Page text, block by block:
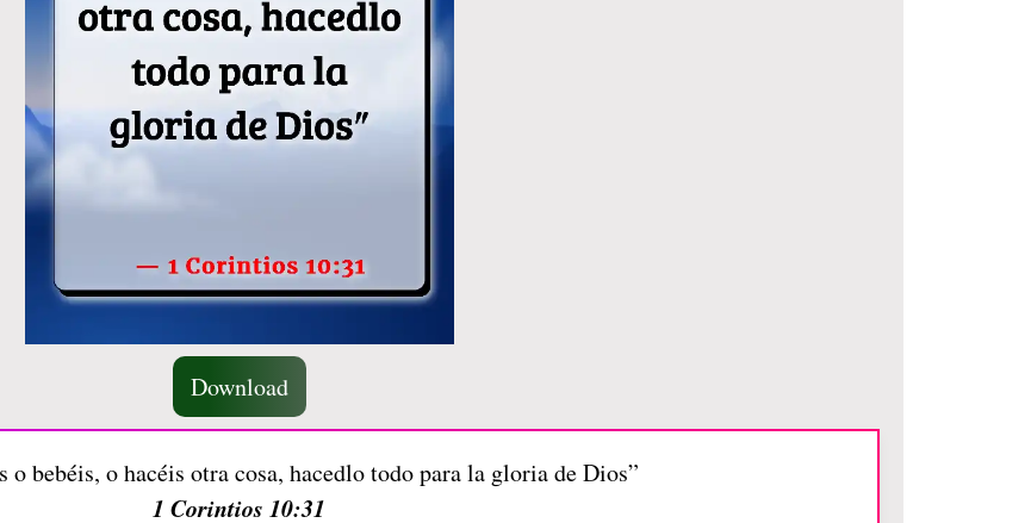
Download
o bebéis, o hacéis otra cosa, hacedlo todo para la gloria de Dios”
1 Corintios 10:31